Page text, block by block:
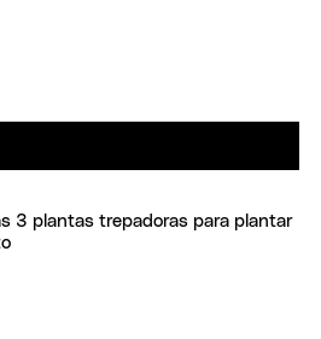
3 plantas trepadoras para plantar